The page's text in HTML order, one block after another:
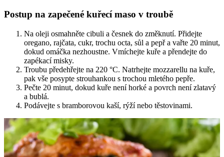
Postup na zapečené kuřecí maso v troubě
Na oleji osmahněte cibuli a česnek do změknutí. Přidejte
oregano, rajčata, cukr, trochu octa, sůl a pepř a vařte 20 minut,
dokud omáčka nezhoustne. Vmíchejte kuře a přendejte do
zapékací misky.
Troubu předehřejte na 220 °C. Natrhejte mozzarellu na kuře,
pak vše posypte strouhankou s trochou mletého pepře.
Pečte 20 minut, dokud kuře není horké a povrch není zlatavý
a bublá.
Podávejte s bramborovou kaší, rýží nebo těstovinami.